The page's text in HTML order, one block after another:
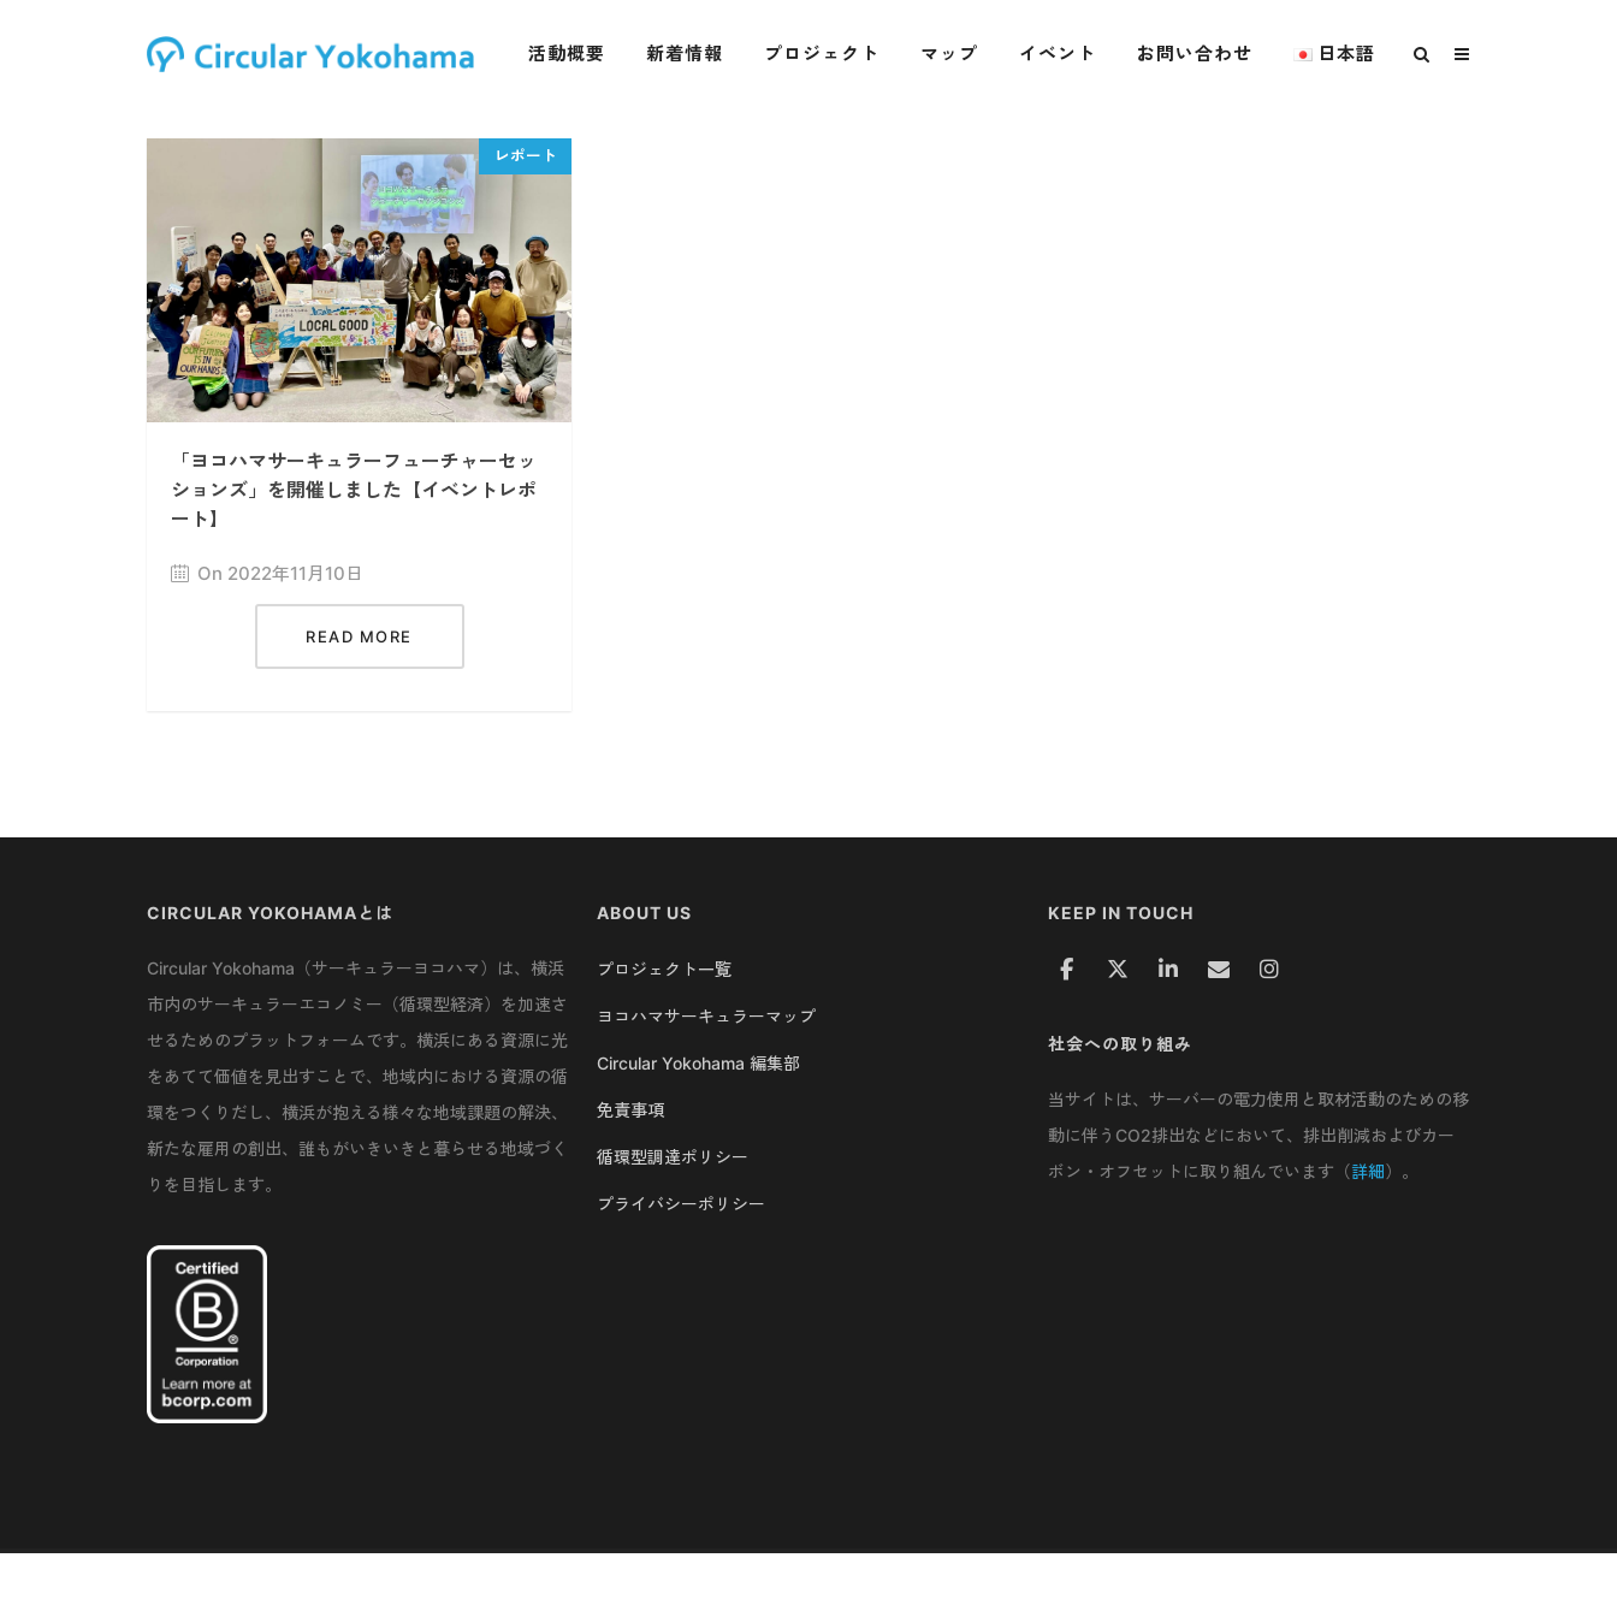
活動概要 新着情報 プロジェクト マップ イベント お問い合わせ 日本語
「ヨコハマサーキュラーフューチャーセッ
ションズ」を開催しました【イベントレポ
ート】
On 2022年11月10日
READ MORE
CIRCULAR YOKOHAMAとは
Circular Yokohama（サーキュラーヨコハマ）は、横浜
市内のサーキュラーエコノミー（循環型経済）を加速さ
せるためのプラットフォームです。横浜にある資源に光
をあてて価値を見出すことで、地域内における資源の循
環をつくりだし、横浜が抱える様々な地域課題の解決、
新たな雇用の創出、誰もがいきいきと暮らせる地域づく
りを目指します。
ABOUT US
プロジェクト一覧
ヨコハマサーキュラーマップ
Circular Yokohama 編集部
免責事項
循環型調達ポリシー
プライバシーポリシー
KEEP IN TOUCH
社会への取り組み
当サイトは、サーバーの電力使用と取材活動のための移
動に伴うCO2排出などにおいて、排出削減およびカー
ボン・オフセットに取り組んでいます（詳細）。